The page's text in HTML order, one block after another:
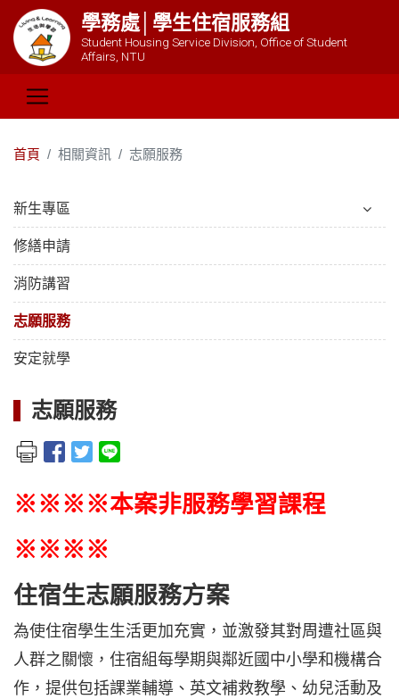
學務處│學生住宿服務組
Student Housing Service Division, Office of Student
Affairs, NTU
首頁 相關資訊 志願服務
新生專區
修繕申請
消防講習
志願服務
安定就學
志願服務
※※※※本案非服務學習課程
※※※※
住宿生志願服務方案
為使住宿學生生活更加充實，並激發其對周遭社區與
人群之關懷，住宿組每學期與鄰近國中小學和機構合
作，提供包括課業輔導、英文補救教學、幼兒活動及